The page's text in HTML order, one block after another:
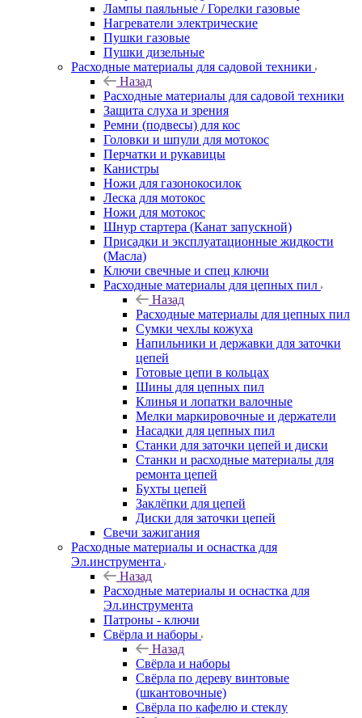
Лампы паяльные / Горелки газовые
Нагреватели электрические
Пушки газовые
Пушки дизельные
Расходные материалы для садовой техники
Назад
Расходные материалы для садовой техники
Защита слуха и зрения
Ремни (подвесы) для кос
Головки и шпули для мотокос
Перчатки и рукавицы
Канистры
Ножи для газонокосилок
Леска для мотокос
Ножи для мотокос
Шнур стартера (Канат запускной)
Присадки и эксплуатационные жидкости
(Масла)
Ключи свечные и спец ключи
Расходные материалы для цепных пил
Назад
Расходные материалы для цепных пил
Сумки чехлы кожуха
Напильники и державки для заточки
цепей
Готовые цепи в кольцах
Шины для цепных пил
Клинья и лопатки валочные
Мелки маркировочные и держатели
Насадки для цепных пил
Станки для заточки цепей и диски
Станки и расходные материалы для
ремонта цепей
Бухты цепей
Заклёпки для цепей
Диски для заточки цепей
Свечи зажигания
Расходные материалы и оснастка для
Эл.инструмента
Назад
Расходные материалы и оснастка для
Эл.инструмента
Патроны - ключи
Свёрла и наборы
Назад
Свёрла и наборы
Свёрла по дереву винтовые
(шкантовочные)
Свёрла по кафелю и стеклу